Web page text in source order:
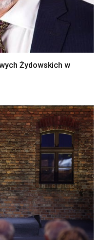
Żydowskich w